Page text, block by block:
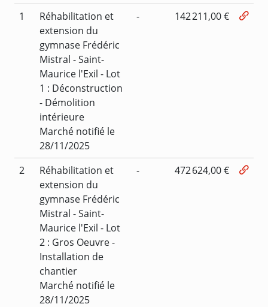
1
Réhabilitation et
extension du
gymnase Frédéric
Mistral - Saint-
Maurice l'Exil - Lot
1 : Déconstruction
- Démolition
intérieure
Marché notifié le
28/11/2025
- 142 211,00 €
2
Réhabilitation et
extension du
gymnase Frédéric
Mistral - Saint-
Maurice l'Exil - Lot
2 : Gros Oeuvre -
Installation de
chantier
Marché notifié le
28/11/2025
- 472 624,00 €